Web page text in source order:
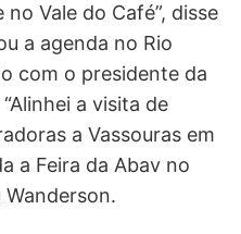
Vale do Café”, disse
a agenda no Rio
com o presidente da
a visita de
a Vassouras em
a Feira da Abav no
Wanderson.